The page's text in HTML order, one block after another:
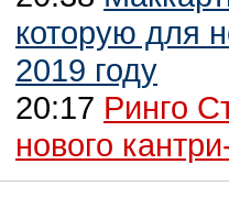
которую для
2019 году
20:17 Ринго
нового